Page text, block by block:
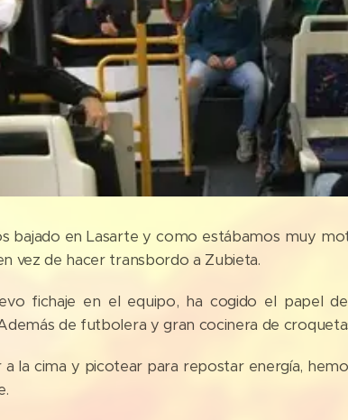
bajado en Lasarte y como estábamos muy
vez de hacer transbordo a Zubieta.
fichaje en el equipo, ha cogido el papel
de futbolera y gran cocinera de
a la cima y picotear para repostar energía,